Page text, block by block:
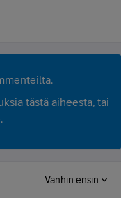
tästä aiheesta, tai
Vanhin ensin